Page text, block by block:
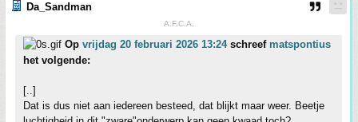
Da_Sandman
A.F.C.A.
Op vrijdag 20 februari 2026 13:24schreef matspontius
het volgende:
[..]
Dat is dus niet aan iedereen besteed, dat blijkt maar weer. Beetje